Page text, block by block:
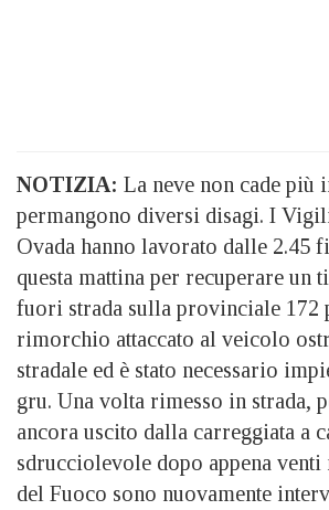
NOTIZIA: La neve non cade più
permangono diversi disagi. I
Ovada hanno lavorato dalle 2.45
questa mattina per recuperare un
fuori strada sulla provinciale 172
rimorchio attaccato al veicolo
stradale ed è stato necessario
gru. Una volta rimesso in strada,
ancora uscito dalla carreggiata a
sdrucciolevole dopo appena
del Fuoco sono nuovamente